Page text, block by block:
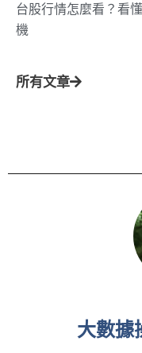
台股行情怎麼看？看
機
所有文章
大數據